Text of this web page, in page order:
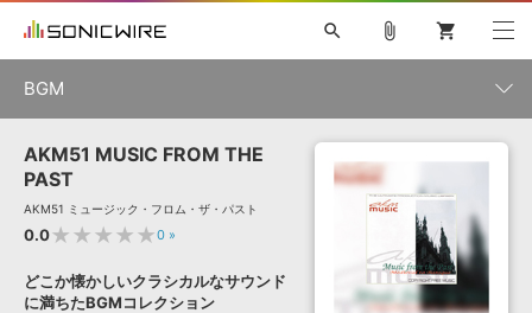
ソフト音源 »
プラグイン・エフェクト »
search
初音ミク NT 鏡音リン・レン V4X
KAITO V3
TOONTRACK
SPITFIRE AUDIO
VIENNA
EZ DRUMMER 3
ライセンスフリーBGM
DUBSTEP
ELECTRONICA
EDM TRANCE MUTANT
ROUTER.FM
attach_file shopping_cart
BGM
製品一覧
AKM51 MUSIC FROM THE
PAST
AKM51 ミュージック・フロム・ザ・パスト
0.0★★★★★0 »
どこか懐かしいクラシカルなサウンド
に満ちたBGMコレクション